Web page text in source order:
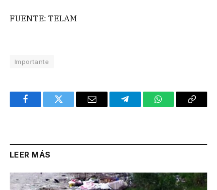
FUENTE: TELAM
Importante
FacebookTwitter Email TelegramWhatsAppCopy
LEER MÁS